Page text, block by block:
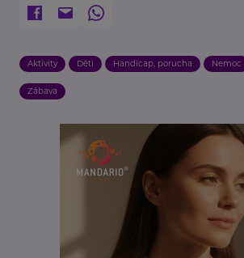
Aktivity Děti Handicap, porucha Nemoc
Zábava